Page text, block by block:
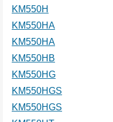
KM550H
KM550HA
KM550HA
KM550HB
KM550HG
KM550HGS
KM550HGS